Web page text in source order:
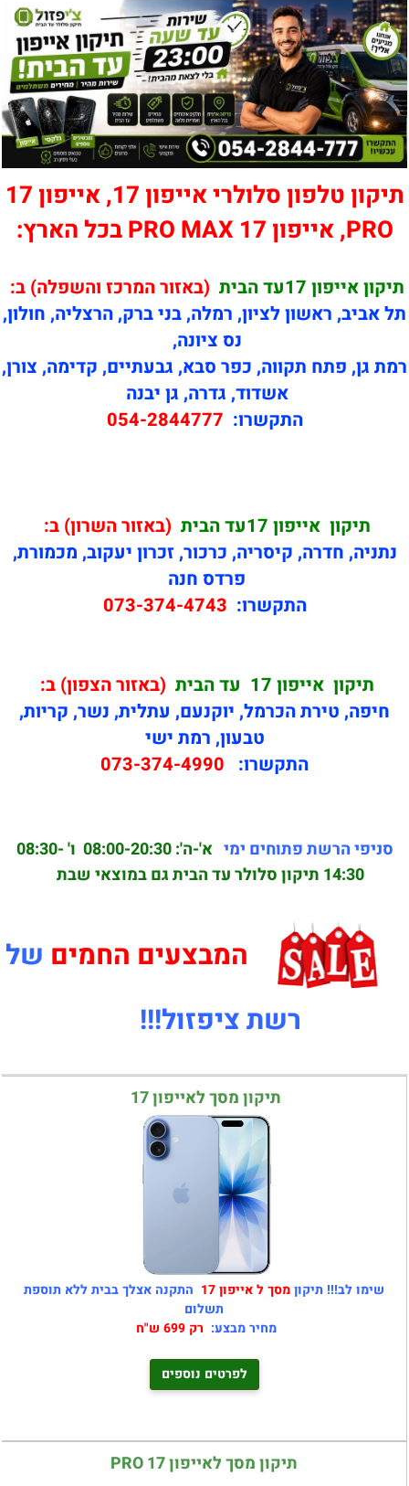
תיקון טלפון סלולרי אייפון 17, אייפון 17
PRO, אייפון 17 PRO MAX בכל הארץ:
תיקון אייפון 17עד הבית
(באזור המרכז והשפלה) ב:
תל אביב, ראשון לציון, רמלה, בני ברק, הרצליה, חולון,
נס ציונה,
רמת גן, פתח תקווה, כפר סבא, גבעתיים, קדימה, צורן,
אשדוד, גדרה, גן יבנה
התקשרו: 054-2844777
תיקוןאייפון 17עד הבית
(באזור השרון) ב:
נתניה, חדרה, קיסריה, כרכור, זכרון יעקוב, מכמורת,
פרדס חנה
התקשרו: 073-374-4743
תיקוןאייפון 17 עד הבית (באזור הצפון) ב:
חיפה, טירת הכרמל, יוקנעם, עתלית, נשר, קריות,
טבעון, רמת ישי
התקשרו: 073-374-4990
סניפי הרשת פתוחים ימיא'-ה': 08:00-20:30
ו' 08:30-
14:30 תיקון סלולר עד הבית גם במוצאי שבת
המבצעים החמים של
רשת ציפזול!!!
תיקון מסך לאייפון 17
שימו לב!!! תיקוןמסך לאייפון 17
התקנה אצלך בבית ללא תוספת
תשלום
מחיר מבצע: רק 699 ש"ח
לפרטים נוספים
תיקון מסך לאייפון 17 PRO